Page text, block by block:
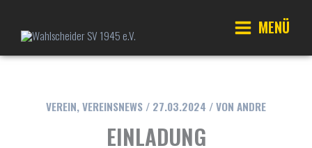
springen
Main
MENÜ
VEREIN,VEREINSNEWS / 27.03.2024 / VON ANDRE
EINLADUNG